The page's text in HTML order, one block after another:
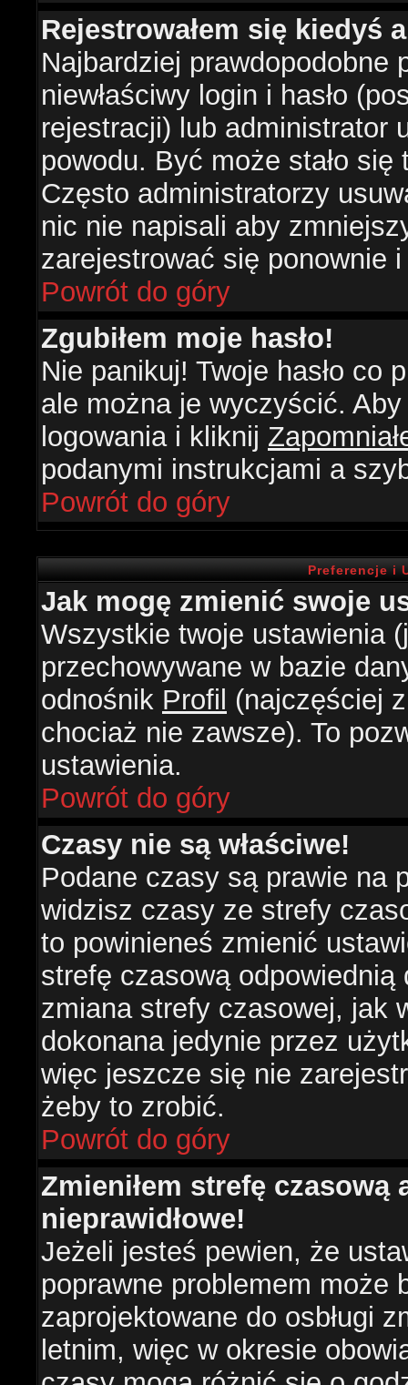
Rejestrowałem się kiedyś
Najbardziej prawdopodobne
niewłaściwy login i hasło
rejestracji) lub administrator
powodu. Być może stało
Często administratorzy
nic nie napisali aby
zarejestrować się ponownie
Powrót do góry
Zgubiłem moje hasło!
Nie panikuj! Twoje hasło co
ale można je wyczyścić.
logowania i kliknij
podanymi instrukcjami a
Powrót do góry
Preferencje i
Jak mogę zmienić swoje
Wszystkie twoje ustawienia
przechowywane w bazie
odnośnik Profil (najczęściej
chociaż nie zawsze). To
ustawienia.
Powrót do góry
Czasy nie są właściwe!
Podane czasy są prawie na
widzisz czasy ze strefy
to powinieneś zmienić
strefę czasową
zmiana strefy czasowej, jak
dokonana jedynie przez
więc jeszcze się nie
żeby to zrobić.
Powrót do góry
Zmieniłem strefę czasową
nieprawidłowe!
Jeżeli jesteś pewien, że
poprawne problemem może
zaprojektowane do osbługi
letnim, więc w okresie